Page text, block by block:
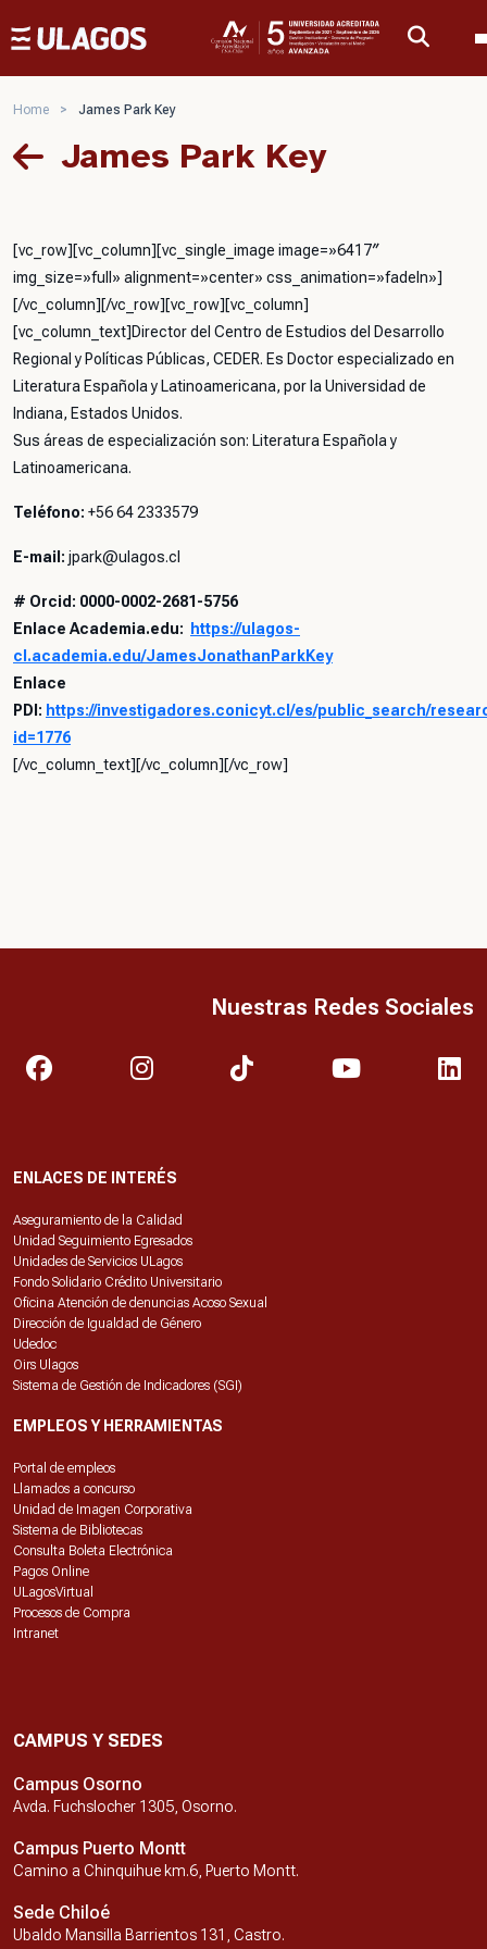
Ulagos Template
Home > James Park Key
James Park Key
[vc_row][vc_column][vc_single_image image=»6417″
img_size=»full» alignment=»center» css_animation=»fadeIn»]
[/vc_column][/vc_row][vc_row][vc_column]
[vc_column_text]Director del Centro de Estudios del Desarrollo
Regional y Políticas Públicas, CEDER. Es Doctor especializado en
Literatura Española y Latinoamericana, por la Universidad de
Indiana, Estados Unidos.
Sus áreas de especialización son: Literatura Española y
Latinoamericana.
Teléfono: +56 64 2333579
E-mail: jpark@ulagos.cl
# Orcid: 0000-0002-2681-5756
Enlace Academia.edu:
https://ulagos-
cl.academia.edu/JamesJonathanParkKey
Enlace
PDI: https://investigadores.conicyt.cl/es/public_search/
id=1776
[/vc_column_text][/vc_column][/vc_row]
ENLACES DE INTERÉS
Aseguramiento de la Calidad
Unidad Seguimiento Egresados
Unidades de Servicios ULagos
Fondo Solidario Crédito Universitario
Oficina Atención de denuncias Acoso Sexual
Dirección de Igualdad de Género
Udedoc
Oirs Ulagos
Sistema de Gestión de Indicadores (SGI)
EMPLEOS Y HERRAMIENTAS
Portal de empleos
Llamados a concurso
Unidad de Imagen Corporativa
Sistema de Bibliotecas
Consulta Boleta Electrónica
Pagos Online
ULagosVirtual
Procesos de Compra
Intranet
CAMPUS Y SEDES
Campus Osorno
Avda. Fuchslocher 1305, Osorno.
Campus Puerto Montt
Camino a Chinquihue km.6, Puerto Montt.
Sede Chiloé
Ubaldo Mansilla Barrientos 131, Castro.
Nuestras Redes Sociales